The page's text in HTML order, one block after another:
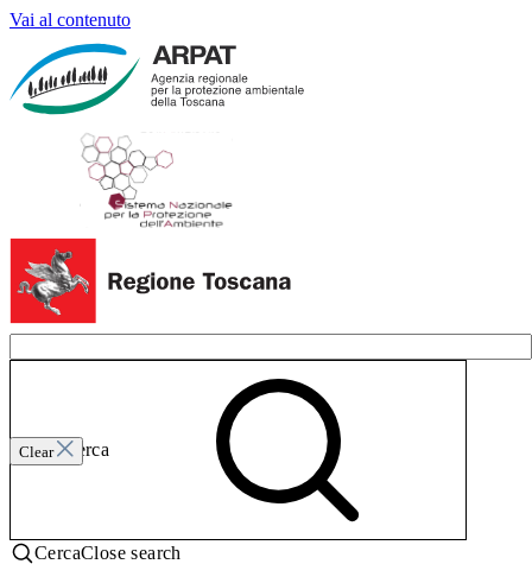
Vai al contenuto
Clear
Invia ricerca
CercaClose search